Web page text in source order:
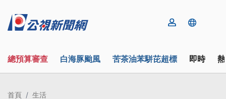
總預算審查 白海豚颱風 苦茶油苯駢芘超標 即時
首頁 生活